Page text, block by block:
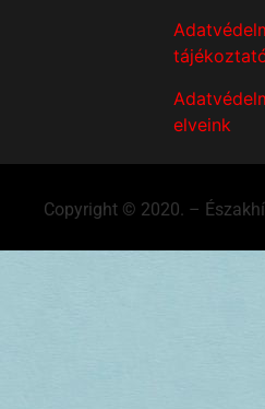
elveink
Copyright © 2020. –